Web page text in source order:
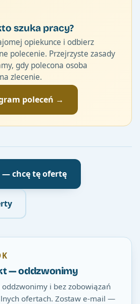
szuka pracy?
opiekunce i odbierz
polecenie. Przejrzyste zasady
gdy polecona osoba
zlecenie.
poleceń →
chcę tę ofertę
— oddzwonimy
i bez zobowiązań
ofertach. Zostaw e-mail —